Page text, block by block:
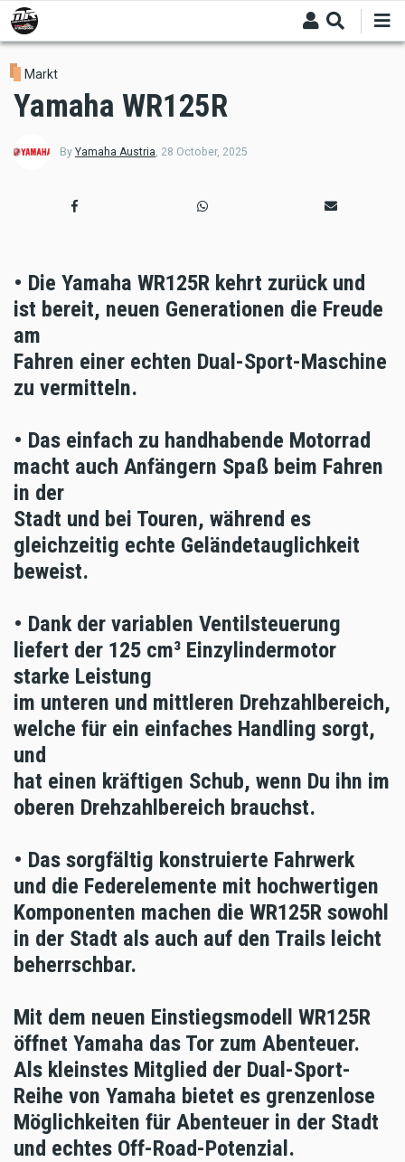
Skip
to
main
content
Markt
Yamaha WR125R
By Yamaha Austria 28 October, 2025
• Die Yamaha WR125R kehrt zurück und
ist bereit, neuen Generationen die Freude
am
Fahren einer echten Dual-Sport-Maschine
zu vermitteln.
• Das einfach zu handhabende Motorrad
macht auch Anfängern Spaß beim Fahren
in der
Stadt und bei Touren, während es
gleichzeitig echte Geländetauglichkeit
beweist.
• Dank der variablen Ventilsteuerung
liefert der 125 cm³ Einzylindermotor
starke Leistung
im unteren und mittleren Drehzahlbereich,
welche für ein einfaches Handling sorgt,
und
hat einen kräftigen Schub, wenn Du ihn im
oberen Drehzahlbereich brauchst.
• Das sorgfältig konstruierte Fahrwerk
und die Federelemente mit hochwertigen
Komponenten machen die WR125R sowohl
in der Stadt als auch auf den Trails leicht
beherrschbar.
Mit dem neuen Einstiegsmodell WR125R
öffnet Yamaha das Tor zum Abenteuer.
Als kleinstes Mitglied der Dual-Sport-
Reihe von Yamaha bietet es grenzenlose
Möglichkeiten für Abenteuer in der Stadt
und echtes Off-Road-Potenzial.